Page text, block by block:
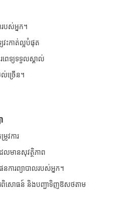
របស់អ្នក។
វះកាត់ល្អបំផុត
ពេទ្យទទួលស្គាល់
ច្រើន។
រូវការ
មានសុវត្ថិភាព
ការព្យាបាលរបស់អ្នក។
រពិសោធន៍ និងបញ្ជាទិញឱសថតាម